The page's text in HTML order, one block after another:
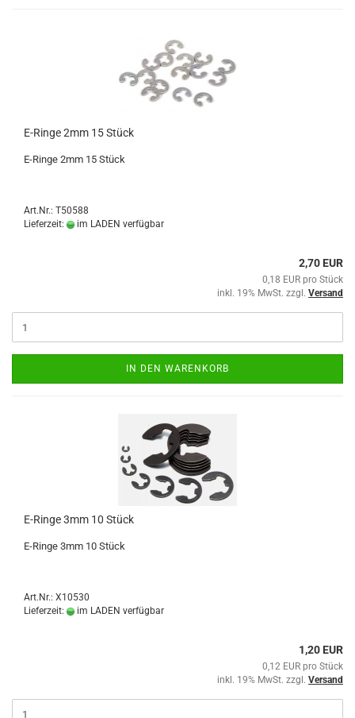
E-Ringe 2mm 15 Stück
E-Ringe 2mm 15 Stück
Art.Nr.: T50588
Lieferzeit:
im LADEN verfügbar
2,70 EUR
0,18 EUR pro Stück
inkl. 19% MwSt. zzgl. Versand
IN DEN WARENKORB
E-Ringe 3mm 10 Stück
E-Ringe 3mm 10 Stück
Art.Nr.: X10530
Lieferzeit:
im LADEN verfügbar
1,20 EUR
0,12 EUR pro Stück
inkl. 19% MwSt. zzgl. Versand